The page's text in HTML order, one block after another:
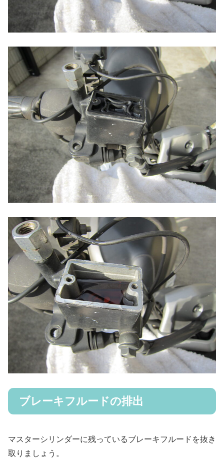
ブレーキフルードの排出
マスターシリンダーに残っているブレーキフルードを抜き
取りましょう。